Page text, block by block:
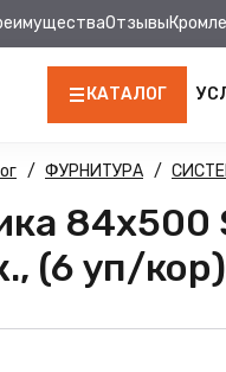
Отзывы
КАТАЛОГ
ЛДСП
КРОМКА
МДФ
МДФ ПАНЕЛИ
ФУРНИТУРА
84х500
(6 уп/